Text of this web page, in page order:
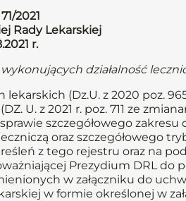
2021
Rady Lekarskiej
r.
działalność
(Dz.U. z 2020 poz.
U. z 2021 r. poz. 711 ze
szczegółowego
oraz szczegółowego
z tego rejestru oraz na
Prezydium DRL do
w załączniku do
w formie określonej w